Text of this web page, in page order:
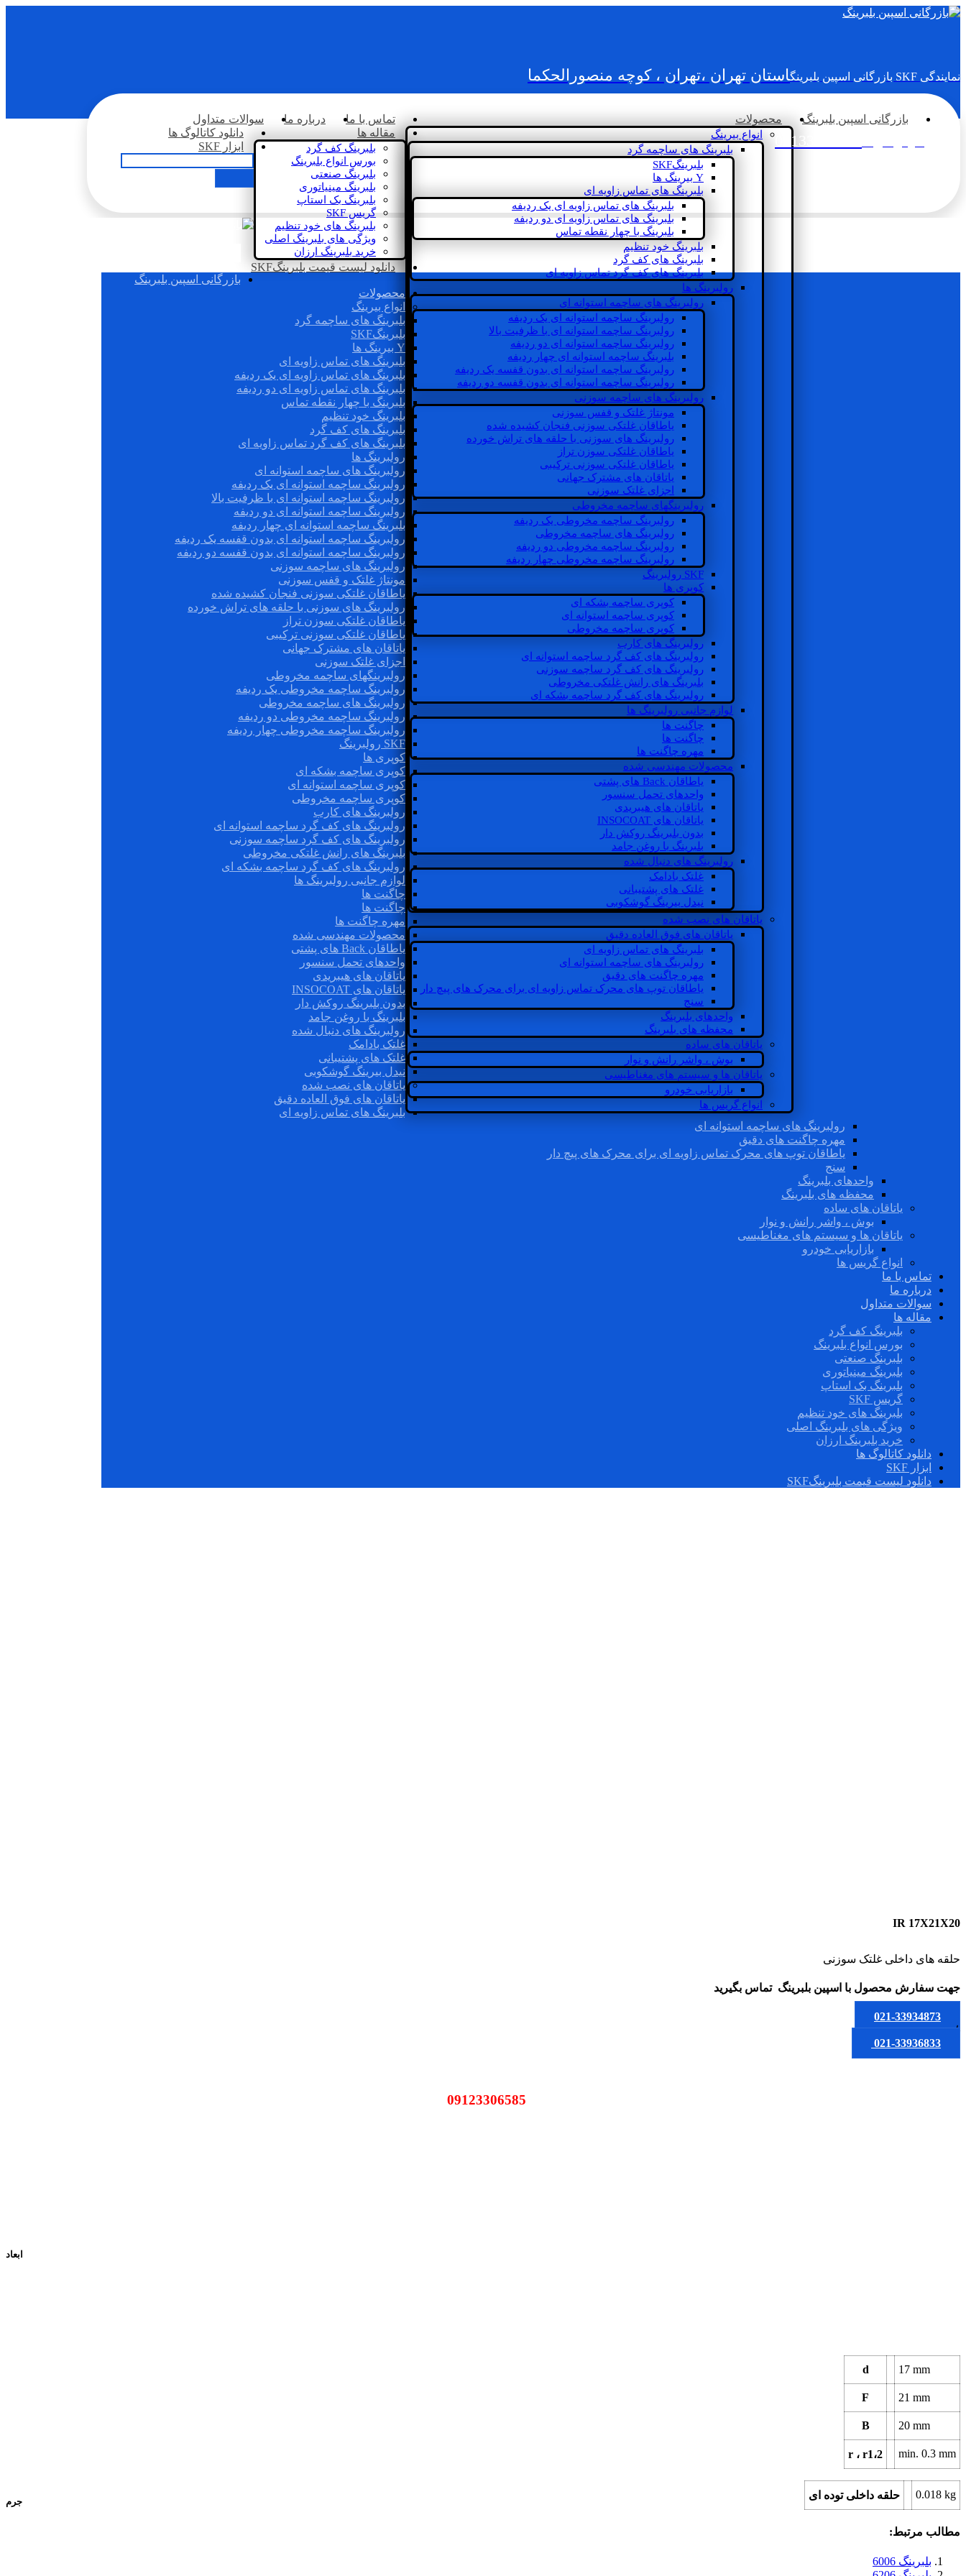
نمایندگی SKF بازرگانی اسپین بلبرینگ استان تهران ،تهران ، کوچه منصورالحکما
02133936833
بازرگانی اسپین بلبرینگ محصولات
انواع بیرینگ
بلبرینگ های ساچمه گرد
بلبرینگSKF
Y بیرینگ ها
بلبرینگ های تماس زاویه ای
بلبرینگ های تماس زاویه ای یک ردیفه
بلبرینگ های تماس زاویه ای دو ردیفه
بلبرینگ با چهار نقطه تماس
بلبرینگ خود تنظیم
بلبرینگ های کف گرد
بلبرینگ های کف گرد تماس زاویه ای
رولبرینگ ها
رولبرینگ های ساچمه استوانه ای
رولبرینگ ساچمه استوانه ای یک ردیفه
رولبرینگ ساچمه استوانه ای با ظرفیت بالا
رولبرینگ ساچمه استوانه ای دو ردیفه
بلبرینگ ساچمه استوانه ای چهار ردیفه
رولبرینگ ساچمه استوانه ای بدون قفسه یک ردیفه
رولبرینگ ساچمه استوانه ای بدون قفسه دو ردیفه
رولبرینگ های ساچمه سوزنی
مونتاژ غلتک و قفس سوزنی
یاطاقان غلتکی سوزنی فنجان کشیده شده
رولبرینگ های سوزنی با حلقه های تراش خورده
یاطاقان غلتکی سوزن تراز
یاطاقان غلتکی سوزنی ترکیبی
یاتاقان های مشترک جهانی
اجزای غلتک سوزنی
رولبرینگهای ساچمه مخروطی
رولبرینگ ساچمه مخروطی یک ردیفه
رولبرینگ های ساچمه مخروطی
رولبرینگ ساچمه مخروطی دو ردیفه
رولبرینگ ساچمه مخروطی چهار ردیفه
SKF رولبرینگ
کوپری ها
کوپری ساچمه بشکه ای
کوپری ساچمه استوانه ای
کوپری ساچمه مخروطی
رولبرینگ های کارب
رولبرینگ های کف گرد ساچمه استوانه ای
رولبرینگ های کف گرد ساچمه سوزنی
بلبرینگ های رانش غلتکی مخروطی
رولبرینگ های کف گرد ساچمه بشکه ای
لوازم جانبی رولبرینگ ها
چاگنت ها
چاگنت ها
مهره چاگنت ها
محصولات مهندسی شده
یاطاقان Back های پشتی
واحدهای تحمل سنسور
یاتاقان های هیبریدی
یاتاقان های INSOCOAT
بدون بلبرینگ روکش دار
بلبرینگ با روغن جامد
رولبرینگ های دنبال شده
غلتک بادامک
غلتک های پشتیبانی
نیدل بیرینگ گوشکوبی
یاتاقان های نصب شده
یاتاقان های فوق العاده دقیق
بلبرینگ های تماس زاویه ای
رولبرینگ های ساچمه استوانه ای
مهره چاگنت های دقیق
یاطاقان توپ های محرک تماس زاویه ای برای محرک های پیچ دار
سنج
واحدهای بلبرینگ
محفظه های بلبرینگ
یاتاقان های ساده
بوش ، واشر رانش و نوار
یاتاقان ها و سیستم های مغناطیسی
بازاریابی خودرو
انواع گریس ها
تماس با ما درباره ما
سوالات متداول
مقاله ها
بلبرینگ کف گرد
بورس انواع بلبرینگ
بلبرینگ صنعتی
بلبرینگ مینیاتوری
بلبرینگ بک استاپ
گریس SKF
بلبرینگ های خود تنظیم
ویژگی های بلبرینگ اصلی
خرید بلبرینگ ارزان
دانلود کاتالوگ ها
ابزار SKF
دانلود لیست قیمت بلبرینگSKF
بازرگانی اسپین بلبرینگ
محصولات
انواع بیرینگ
بلبرینگ های ساچمه گرد
بلبرینگSKF
Y بیرینگ ها
بلبرینگ های تماس زاویه ای
بلبرینگ های تماس زاویه ای یک ردیفه
بلبرینگ های تماس زاویه ای دو ردیفه
بلبرینگ با چهار نقطه تماس
بلبرینگ خود تنظیم
بلبرینگ های کف گرد
بلبرینگ های کف گرد تماس زاویه ای
رولبرینگ ها
رولبرینگ های ساچمه استوانه ای
رولبرینگ ساچمه استوانه ای یک ردیفه
رولبرینگ ساچمه استوانه ای با ظرفیت بالا
رولبرینگ ساچمه استوانه ای دو ردیفه
بلبرینگ ساچمه استوانه ای چهار ردیفه
رولبرینگ ساچمه استوانه ای بدون قفسه یک ردیفه
رولبرینگ ساچمه استوانه ای بدون قفسه دو ردیفه
رولبرینگ های ساچمه سوزنی
مونتاژ غلتک و قفس سوزنی
یاطاقان غلتکی سوزنی فنجان کشیده شده
رولبرینگ های سوزنی با حلقه های تراش خورده
یاطاقان غلتکی سوزن تراز
یاطاقان غلتکی سوزنی ترکیبی
یاتاقان های مشترک جهانی
اجزای غلتک سوزنی
رولبرینگهای ساچمه مخروطی
رولبرینگ ساچمه مخروطی یک ردیفه
رولبرینگ های ساچمه مخروطی
رولبرینگ ساچمه مخروطی دو ردیفه
رولبرینگ ساچمه مخروطی چهار ردیفه
SKF رولبرینگ
کوپری ها
کوپری ساچمه بشکه ای
کوپری ساچمه استوانه ای
کوپری ساچمه مخروطی
رولبرینگ های کارب
رولبرینگ های کف گرد ساچمه استوانه ای
رولبرینگ های کف گرد ساچمه سوزنی
بلبرینگ های رانش غلتکی مخروطی
رولبرینگ های کف گرد ساچمه بشکه ای
لوازم جانبی رولبرینگ ها
چاگنت ها
چاگنت ها
مهره چاگنت ها
محصولات مهندسی شده
یاطاقان Back های پشتی
واحدهای تحمل سنسور
یاتاقان های هیبریدی
یاتاقان های INSOCOAT
بدون بلبرینگ روکش دار
بلبرینگ با روغن جامد
رولبرینگ های دنبال شده
غلتک بادامک
غلتک های پشتیبانی
نیدل بیرینگ گوشکوبی
یاتاقان های نصب شده
یاتاقان های فوق العاده دقیق
بلبرینگ های تماس زاویه ای
رولبرینگ های ساچمه استوانه ای
مهره چاگنت های دقیق
یاطاقان توپ های محرک تماس زاویه ای برای محرک های پیچ دار
سنج
واحدهای بلبرینگ
محفظه های بلبرینگ
یاتاقان های ساده
بوش ، واشر رانش و نوار
یاتاقان ها و سیستم های مغناطیسی
بازاریابی خودرو
انواع گریس ها
تماس با ما
درباره ما
سوالات متداول
مقاله ها
بلبرینگ کف گرد
بورس انواع بلبرینگ
بلبرینگ صنعتی
بلبرینگ مینیاتوری
بلبرینگ بک استاپ
گریس SKF
بلبرینگ های خود تنظیم
ویژگی های بلبرینگ اصلی
خرید بلبرینگ ارزان
دانلود کاتالوگ ها
ابزار SKF
دانلود لیست قیمت بلبرینگSKF
IR 17X21X20
حلقه های داخلی غلتک سوزنی
جهت سفارش محصول با اسپین بلبرینگ تماس بگیرید
021-33934873
یا
021-33936833
ابعاد
d 17 mm
F 21 mm
B 20 mm
r ، r1،2 min. 0.3 mm
جرم
حلقه داخلی توده ای 0.018 kg
مطالب مرتبط:
بلبرینگ 6006